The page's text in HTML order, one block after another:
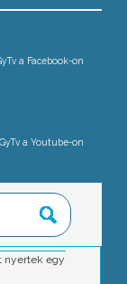
a Facebook-on
GyTv a Youtube-on
nyertek egy